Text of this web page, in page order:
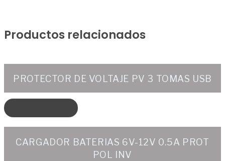
Productos relacionados
PROTECTOR DE VOLTAJE PV 3 TOMAS USB
CARGADOR BATERIAS 6V-12V 0.5A PROT
POL INV